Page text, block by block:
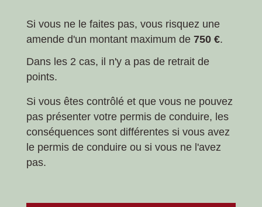
Si vous ne le faites pas, vous risquez une
amende d'un montant maximum de 750 €.
Dans les 2 cas, il n'y a pas de retrait de
points.
Si vous êtes contrôlé et que vous ne pouvez
pas présenter votre permis de conduire, les
conséquences sont différentes si vous avez
le permis de conduire ou si vous ne l'avez
pas.